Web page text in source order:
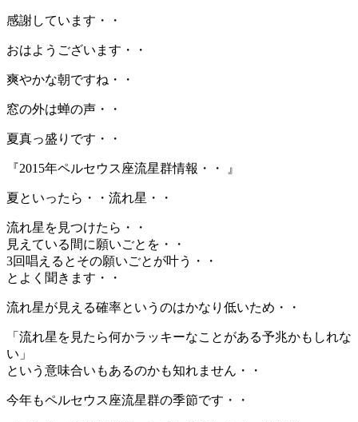
感謝しています・・
おはようございます・・
爽やかな朝ですね・・
窓の外は蝉の声・・
夏真っ盛りです・・
『2015年ペルセウス座流星群情報・・ 』
夏といったら・・流れ星・・
流れ星を見つけたら・・
見えている間に願いごとを・・
3回唱えるとその願いごとが叶う・・
とよく聞きます・・
流れ星が見える確率というのはかなり低いため・・
「流れ星を見たら何かラッキーなことがある予兆かもしれな
い」
という意味合いもあるのかも知れません・・
今年もペルセウス座流星群の季節です・・